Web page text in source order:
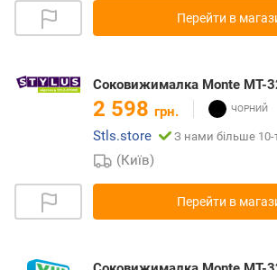
Перейти в
Соковижималка Monte MT-
2 598 грн.
Stls.store
З нами більше 10-
(Київ)
Перейти в